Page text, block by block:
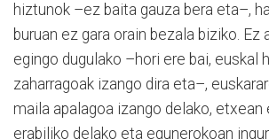
hiztunok –ez baita gauza bera eta–,
buruan ez gara orain bezala biziko. Ez
egingo dugulako –hori ere bai, euskal
zaharragoak izango dira eta–,
maila apalagoa izango delako, etxean
erabiliko delako eta egunerokoan